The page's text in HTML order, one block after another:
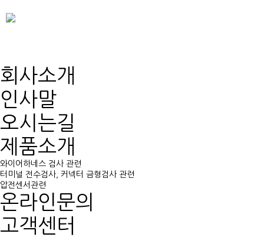
회사소개
인사말
오시는길
제품소개
와이어하네스 검사 관련
터미널 전수검사, 커넥터 금형검사 관련
압전센서관련
온라인문의
고객센터